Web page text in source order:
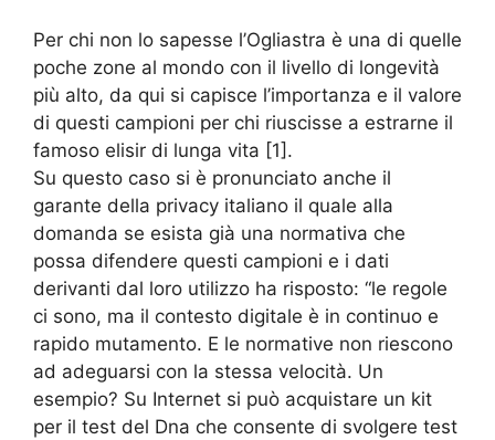
Per chi non lo sapesse l’Ogliastra è una di quelle
poche zone al mondo con il livello di longevità
più alto, da qui si capisce l’importanza e il valore
di questi campioni per chi riuscisse a estrarne il
famoso elisir di lunga vita [1].
Su questo caso si è pronunciato anche il
garante della privacy italiano il quale alla
domanda se esista già una normativa che
possa difendere questi campioni e i dati
derivanti dal loro utilizzo ha risposto: “le regole
ci sono, ma il contesto digitale è in continuo e
rapido mutamento. E le normative non riescono
ad adeguarsi con la stessa velocità. Un
esempio? Su Internet si può acquistare un kit
per il test del Dna che consente di svolgere test